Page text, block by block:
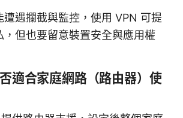
遭遇攔截與監控，使用 VPN 可提
，但也要留意裝置安全與應用權
適合家庭網路（路由器）使